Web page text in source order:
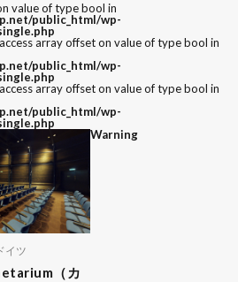
value of type bool in
public_html/wp-
array offset on value of type bool in
public_html/wp-
array offset on value of type bool in
public_html/wp-
イツ
（カ
Warning